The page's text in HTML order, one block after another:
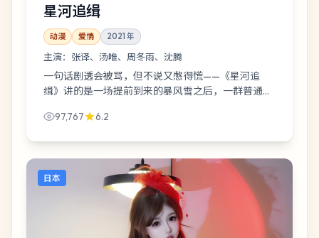
星河追缉
动漫 爱情 2021 年
主演： 张译、汤唯、周冬雨、沈腾
一句话剧透会被骂，但不说又憋得慌——《星河追
缉》讲的是一场提前到来的暴风雪之后，一群普通人
样絮叨。
97,767 6.2
日本